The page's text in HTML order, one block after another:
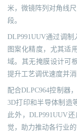
米，微镜阵列对角线
段。
DLP991UUV通过调
图案化精度，尤其适
域。其无掩膜设计可
提升工艺调优速度并
配合DLPC964控制器
3D打印和半导体制造
此外，DLP991UUV
觉，助力推动各行业的